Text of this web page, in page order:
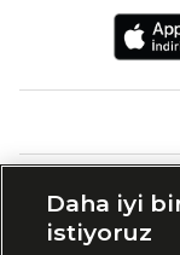
Daha iyi
istiyoruz